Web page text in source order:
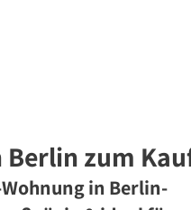
zum
in Berlin-